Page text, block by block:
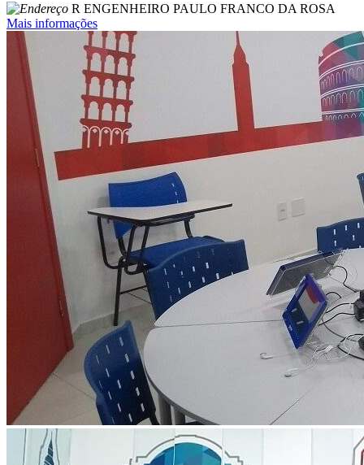
R ENGENHEIRO PAULO FRANCO DA ROSA
Mais informações